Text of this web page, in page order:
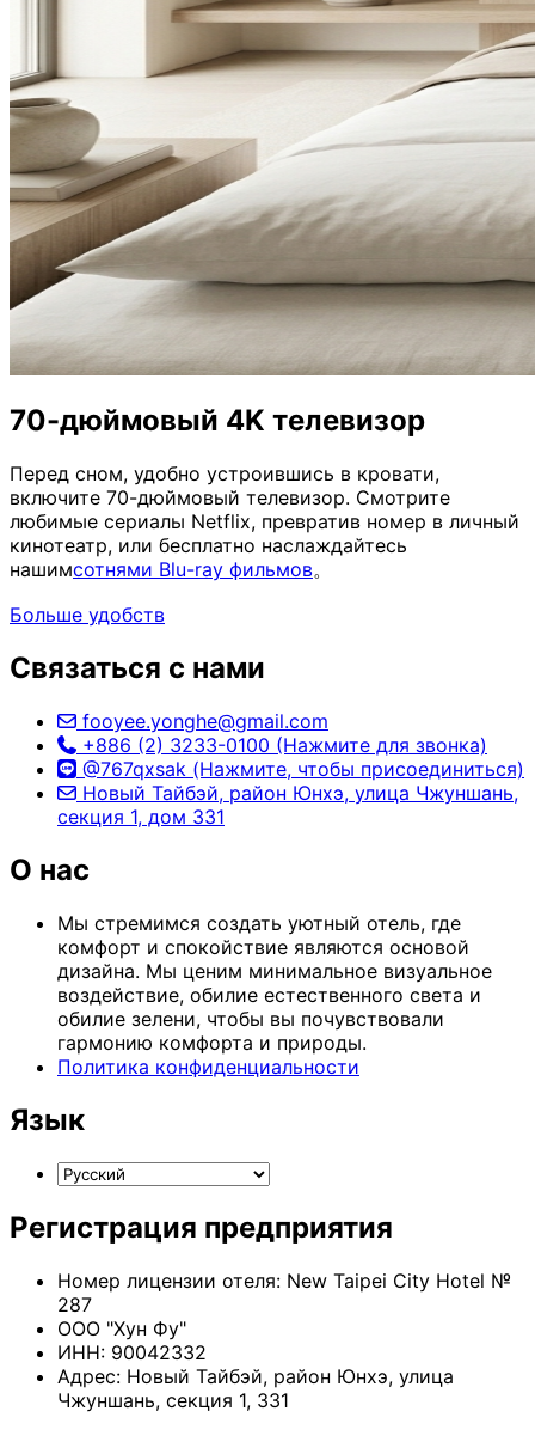
70-дюймовый 4K телевизор
Перед сном, удобно устроившись в кровати,
включите 70-дюймовый телевизор. Смотрите
любимые сериалы Netflix, превратив номер в личный
кинотеатр, или бесплатно наслаждайтесь
нашимсотнями Blu-ray фильмов。
Больше удобств
Связаться с нами
fooyee.yonghe@gmail.com
+886 (2) 3233-0100 (Нажмите для звонка)
@767qxsak (Нажмите, чтобы присоединиться)
Новый Тайбэй, район Юнхэ, улица Чжуншань,
секция 1, дом 331
О нас
Мы стремимся создать уютный отель, где
комфорт и спокойствие являются основой
дизайна. Мы ценим минимальное визуальное
воздействие, обилие естественного света и
обилие зелени, чтобы вы почувствовали
гармонию комфорта и природы.
Политика конфиденциальности
Язык
Регистрация предприятия
Номер лицензии отеля: New Taipei City Hotel №
287
ООО "Хун Фу"
ИНН: 90042332
Адрес: Новый Тайбэй, район Юнхэ, улица
Чжуншань, секция 1, 331